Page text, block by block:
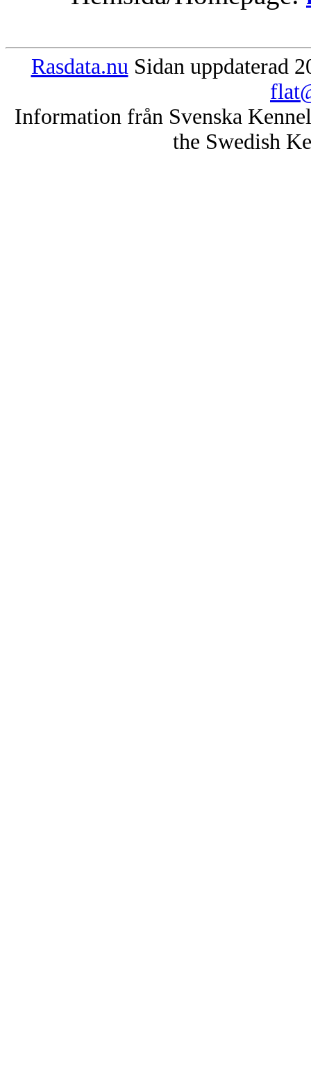
Rasdata.nu Sidan uppdaterad
Information från Svenska
the Swedish